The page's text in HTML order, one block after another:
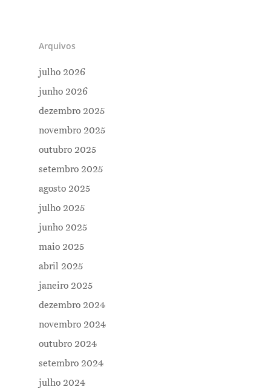
Arquivos
julho 2026
junho 2026
dezembro 2025
novembro 2025
outubro 2025
setembro 2025
agosto 2025
julho 2025
junho 2025
maio 2025
abril 2025
janeiro 2025
dezembro 2024
novembro 2024
outubro 2024
setembro 2024
julho 2024